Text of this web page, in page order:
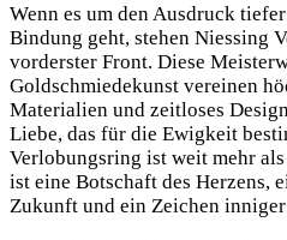
Wenn es um den Ausdruck
Bindung geht, stehen Niessing
vorderster Front. Diese
Goldschmiedekunst vereinen
Materialien und zeitloses
Liebe, das für die Ewigkeit
Verlobungsring ist weit mehr
ist eine Botschaft des Herzens,
Zukunft und ein Zeichen